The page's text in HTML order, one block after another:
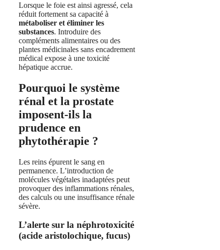
Lorsque le foie est ainsi agressé, cela
réduit fortement sa capacité à
métaboliser et éliminer les
substances. Introduire des
compléments alimentaires ou des
plantes médicinales sans encadrement
médical expose à une toxicité
hépatique accrue.
Pourquoi le système
rénal et la prostate
imposent-ils la
prudence en
phytothérapie ?
Les reins épurent le sang en
permanence. L’introduction de
molécules végétales inadaptées peut
provoquer des inflammations rénales,
des calculs ou une insuffisance rénale
sévère.
L’alerte sur la néphrotoxicité
(acide aristolochique, fucus)